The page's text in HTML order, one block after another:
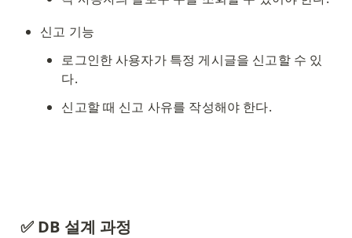
신고 기능
로그인한 사용자가 특정 게시글을 신고할 수 있
다.
신고할 때 신고 사유를 작성해야 한다.
✅ DB 설계 과정